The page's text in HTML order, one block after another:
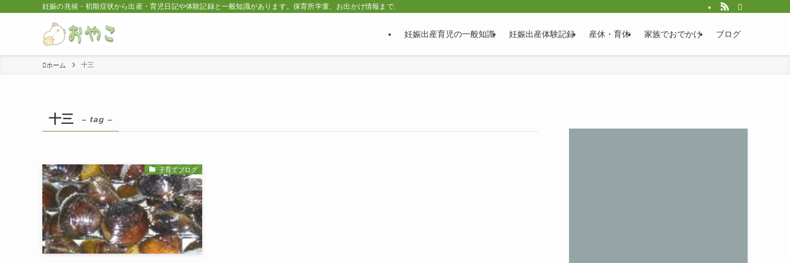
妊娠の兆候・初期症状から出産・育児日記や体験記録と一般知識があります。保育所学童、お出かけ情報まで。
妊娠出産育児の一般知識 妊娠出産体験記録 産休・育休 家族でおでかけ ブログ
ホーム 十三
十三 – tag –
子育てブログ